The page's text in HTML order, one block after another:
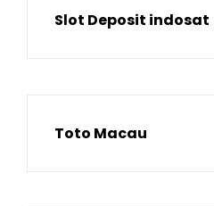
Slot Deposit indosat
Toto Macau